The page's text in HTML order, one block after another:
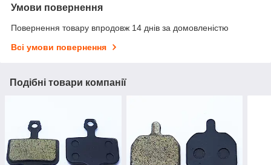
Умови повернення
Повернення товару впродовж 14 днів за домовленістю
Всі умови повернення
Подібні товари компанії